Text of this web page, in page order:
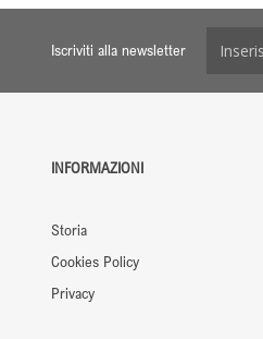
Iscriviti alla newsletter
INFORMAZIONI
Storia
Cookies Policy
Privacy